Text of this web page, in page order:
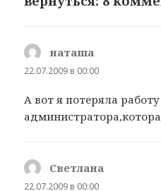
наташа
22.07.2009 в 00:00
А вот я потеряла работу
Светлана
22.07.2009 в 00:00